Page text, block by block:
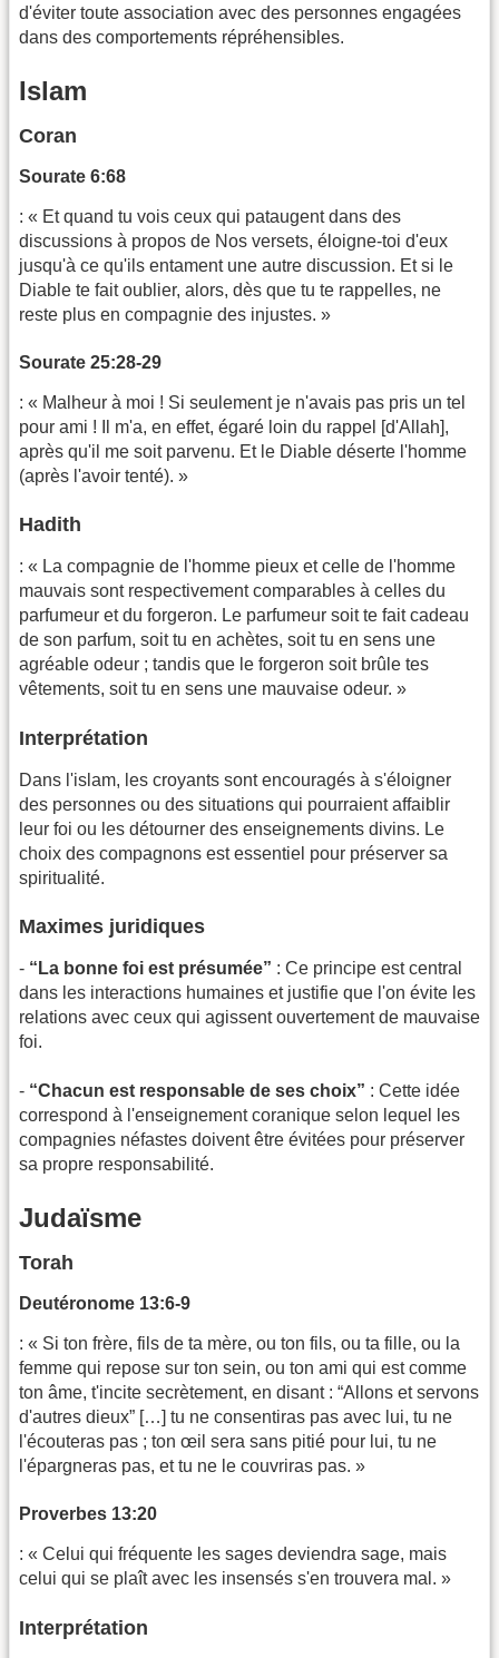
d'éviter toute association avec des personnes engagées
dans des comportements répréhensibles.
Islam
Coran
Sourate 6:68
: « Et quand tu vois ceux qui pataugent dans des
discussions à propos de Nos versets, éloigne-toi d'eux
jusqu'à ce qu'ils entament une autre discussion. Et si le
Diable te fait oublier, alors, dès que tu te rappelles, ne
reste plus en compagnie des injustes. »
Sourate 25:28-29
: « Malheur à moi ! Si seulement je n'avais pas pris un tel
pour ami ! Il m'a, en effet, égaré loin du rappel [d'Allah],
après qu'il me soit parvenu. Et le Diable déserte l'homme
(après l'avoir tenté). »
Hadith
: « La compagnie de l'homme pieux et celle de l'homme
mauvais sont respectivement comparables à celles du
parfumeur et du forgeron. Le parfumeur soit te fait cadeau
de son parfum, soit tu en achètes, soit tu en sens une
agréable odeur ; tandis que le forgeron soit brûle tes
vêtements, soit tu en sens une mauvaise odeur. »
Interprétation
Dans l'islam, les croyants sont encouragés à s'éloigner
des personnes ou des situations qui pourraient affaiblir
leur foi ou les détourner des enseignements divins. Le
choix des compagnons est essentiel pour préserver sa
spiritualité.
Maximes juridiques
- “La bonne foi est présumée” : Ce principe est central
dans les interactions humaines et justifie que l'on évite les
relations avec ceux qui agissent ouvertement de mauvaise
foi.
- “Chacun est responsable de ses choix” : Cette idée
correspond à l'enseignement coranique selon lequel les
compagnies néfastes doivent être évitées pour préserver
sa propre responsabilité.
Judaïsme
Torah
Deutéronome 13:6-9
: « Si ton frère, fils de ta mère, ou ton fils, ou ta fille, ou la
femme qui repose sur ton sein, ou ton ami qui est comme
ton âme, t'incite secrètement, en disant : “Allons et servons
d'autres dieux” […] tu ne consentiras pas avec lui, tu ne
l'écouteras pas ; ton œil sera sans pitié pour lui, tu ne
l'épargneras pas, et tu ne le couvriras pas. »
Proverbes 13:20
: « Celui qui fréquente les sages deviendra sage, mais
celui qui se plaît avec les insensés s'en trouvera mal. »
Interprétation